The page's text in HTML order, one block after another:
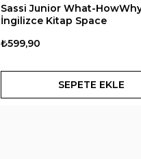
Sassi Junior What-
İngilizce Kitap Space
₺599,90
SEPETE EKLE